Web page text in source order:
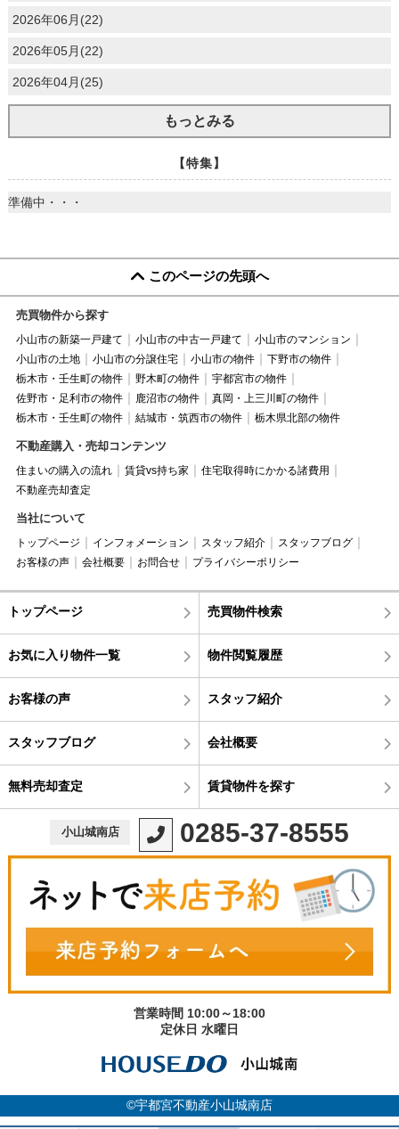
2026年06月(22)
2026年05月(22)
2026年04月(25)
もっとみる
【特集】
準備中・・・
このページの先頭へ
売買物件から探す
小山市の新築一戸建て 小山市の中古一戸建て
小山市のマンション
小山市の土地
小山市の分譲住宅 小山市の物件
下野市の物件
栃木市・壬生町の物件
野木町の物件
宇都宮市の物件
佐野市・足利市の物件
鹿沼市の物件
真岡・上三川町の物件
栃木市・壬生町の物件
結城市・筑西市の物件 栃木県北部の物件
不動産購入・売却コンテンツ
住まいの購入の流れ 賃貸vs持ち家
住宅取得時にかかる諸費用
不動産売却査定
当社について
トップページ インフォメーション スタッフ紹介
スタッフブログ
お客様の声
会社概要 お問合せ プライバシーポリシー
トップページ 売買物件検索
お気に入り物件一覧 物件閲覧履歴
お客様の声 スタッフ紹介
スタッフブログ 会社概要
無料売却査定 賃貸物件を探す
小山城南店 0285-37-8555
営業時間 10:00～18:00
定休日 水曜日
©宇都宮不動産小山城南店